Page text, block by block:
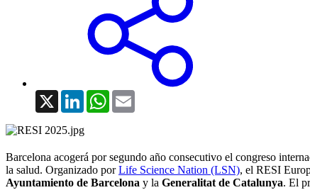
X LinkedInWhatsApp
Barcelona acogerá por segundo año consecutivo el congreso
la salud. Organizado porLife Science Nation (LSN), el RESI
Ayuntamiento de Barcelona y la Generalitat de Catalunya. El